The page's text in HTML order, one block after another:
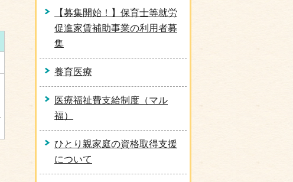
【募集開始！】保育士等就労
促進家賃補助事業の利用者募
集
養育医療
医療福祉費支給制度（マル
福）
ひとり親家庭の資格取得支援
について